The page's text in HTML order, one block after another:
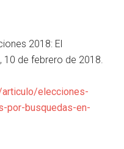
2018: El
de febrero de 2018.
elecciones-
por-busquedas-en-